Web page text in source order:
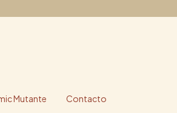
Mutante Contacto